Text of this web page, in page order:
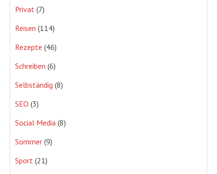
Privat (7)
Reisen (114)
Rezepte (46)
Schreiben (6)
Selbständig (8)
SEO (3)
Social Media (8)
Sommer (9)
Sport (21)